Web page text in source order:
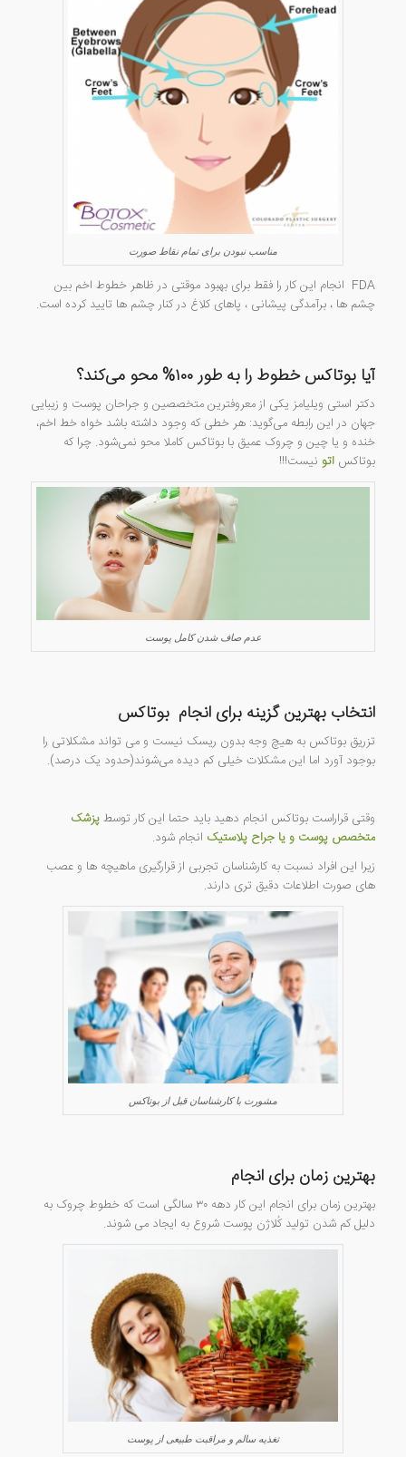
مناسب نبودن برای تمام نقاط صورت
FDA انجام این کار را فقط برای بهبود موقتی در ظاهر خطوط اخم بین
چشم ها ، برآمدگی پیشانی ، پاهای کلاغ در کنار چشم ها تایید کرده است.
آیا بوتاکس خطوط را به طور ۱۰۰% محو می‌کند؟
دکتر استی ویلیامز یکی از معروفترین متخصصین و جراحان پوست و زیبایی
جهان در این رابطه می‌گوید: هر خطی که وجود داشته باشد خواه خط اخم،
خنده و یا چین و چروک عمیق با بوتاکس کاملا محو نمی‌شود. چرا که
بوتاکس اتونیست!!!
عدم صاف شدن کامل پوست
انتخاب بهترین گزینه برای انجام بوتاکس
تزریق بوتاکس به هیچ وجه بدون ریسک نیست و می تواند مشکلاتی را
بوجود آورد اما این مشکلات خیلی کم دیده می‌شوند(حدود یک درصد).
وقتی قراراست بوتاکس انجام دهید باید حتما این کار توسطپزشک
متخصص پوست و یا جراح پلاستیک انجام شود.
زیرا این افراد نسبت به کارشناسان تجربی از قرارگیری ماهیچه ها و عصب
های صورت اطلاعات دقیق تری دارند.
مشورت با کارشناسان قبل از بوتاکس
بهترین زمان برای انجام
بهترین زمان برای انجام این کار دهه ۳۰ سالگی است که خطوط چروک به
دلیل کم شدن تولید کُلاژن پوست شروع به ایجاد می شوند.
تغذیه سالم و مراقبت طبیعی از پوست